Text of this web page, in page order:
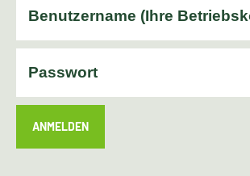
ANMELDEN